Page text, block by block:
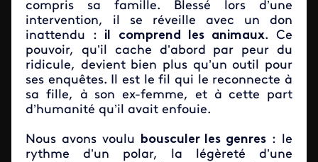
compris sa famille. Blessé lors d’une
intervention, il se réveille avec un don
inattendu : il comprend les animaux. Ce
pouvoir, qu’il cache d’abord par peur du
ridicule, devient bien plus qu’un outil pour
ses enquêtes. Il est le fil qui le reconnecte à
sa fille, à son ex-femme, et à cette part
d’humanité qu’il avait enfouie.
Nous avons voulu bousculer les genres : le
rythme d’un polar, la légèreté d’une